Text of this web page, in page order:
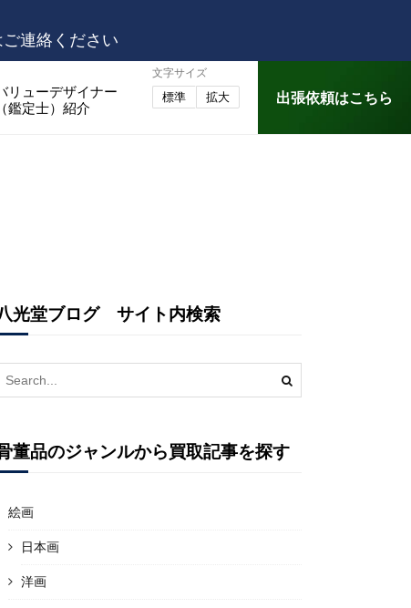
連絡ください
リューデザイナー
（鑑定士）紹介
文字サイズ
標準 拡大 出張依頼はこちら
光堂ブログ サイト内検索
Search
董品のジャンルから買取記事を探す
絵画
日本画
洋画